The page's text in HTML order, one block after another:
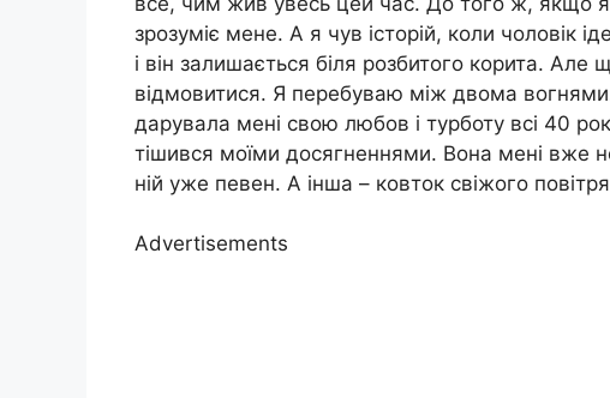
зрозуміє мене. А я чув історій, коли чоловік
і він залишається біля розбитого корита. Але
відмовитися. Я перебуваю між двома
дарувала мені свою любов і турботу всі 40
тішився моїми досягненнями. Вона мені вже
ній уже певен. А інша – ковток свіжого
Advertisements